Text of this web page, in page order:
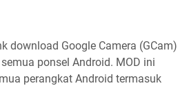
download Google Camera (GCam)
ponsel Android. MOD ini
perangkat Android termasuk